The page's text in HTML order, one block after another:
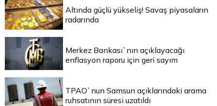
Altında güçlü yükseliş! Savaş piyasaların
radarında
Merkez Bankası`nın açıklayacağı
enflasyon raporu için geri sayım
TPAO`nun Samsun açıklarındaki arama
ruhsatının süresi uzatıldı